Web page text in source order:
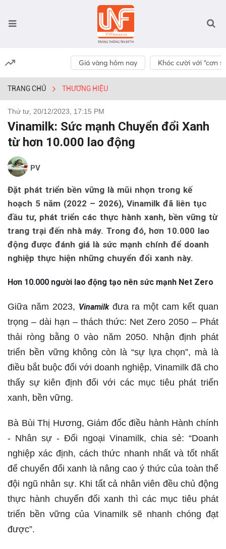
Giá vàng hôm nay Khóc cười với “cơn
TRANG CHỦ THƯƠNG HIỆU
Thứ tư, 20/12/2023, 17:15 PM
Vinamilk: Sức mạnh Chuyển đổi Xanh
từ hơn 10.000 lao động
PV
Đặt phát triển bền vững là mũi nhọn trong kế
hoạch 5 năm (2022 – 2026), Vinamilk đã liên tục
đầu tư, phát triển các thực hành xanh, bền vững từ
trang trại đến nhà máy. Trong đó, hơn 10.000 lao
động được đánh giá là sức mạnh chính để doanh
nghiệp thực hiện những chuyển đổi xanh này.
Hơn 10.000 người lao động tạo nên sức mạnh Net Zero
Giữa năm 2023, Vinamilkđưa ra một cam kết quan
trọng – dài hạn – thách thức: Net Zero 2050 – Phát
thải ròng bằng 0 vào năm 2050. Nhận định phát
triển bền vững không còn là “sự lựa chọn”, mà là
điều bắt buộc đối với doanh nghiệp, Vinamilk đã cho
thấy sự kiên định đối với các mục tiêu phát triển
xanh, bền vững.
Bà Bùi Thị Hương, Giám đốc điều hành Hành chính
- Nhân sự - Đối ngoại Vinamilk, chia sẻ: “Doanh
nghiệp xác định, cách thức nhanh nhất và tốt nhất
để chuyển đổi xanh là nâng cao ý thức của toàn thể
đội ngũ nhân sự. Khi tất cả nhân viên đều chủ động
thực hành chuyển đổi xanh thì các mục tiêu phát
triển bền vững của Vinamilk sẽ nhanh chóng đạt
được”.